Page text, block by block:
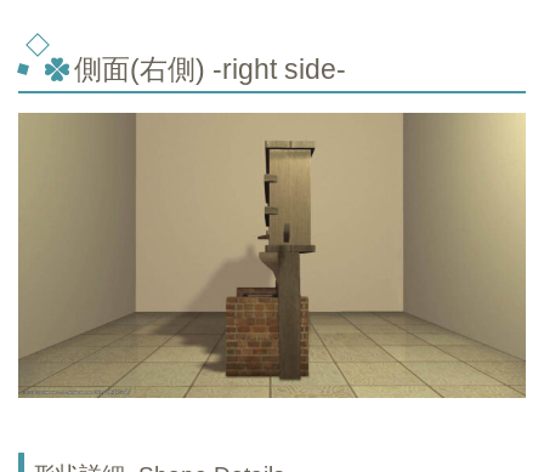
側面(右側) -right side-